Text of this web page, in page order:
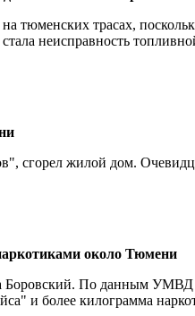
на тюменских трасах,
неисправность
жилой дом.
около Тюмени
Боровский. По данным УМВД
и более килограмма